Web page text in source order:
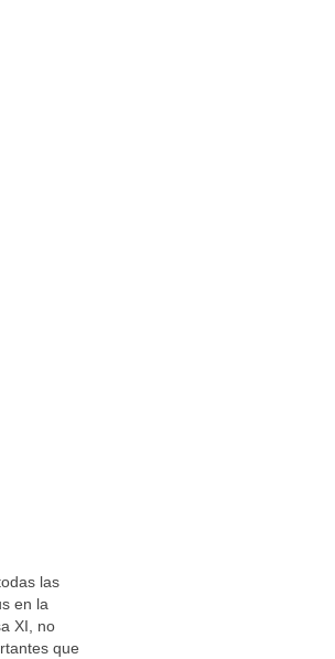
las
en la
XI, no
que